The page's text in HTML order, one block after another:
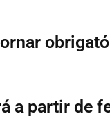
a partir de